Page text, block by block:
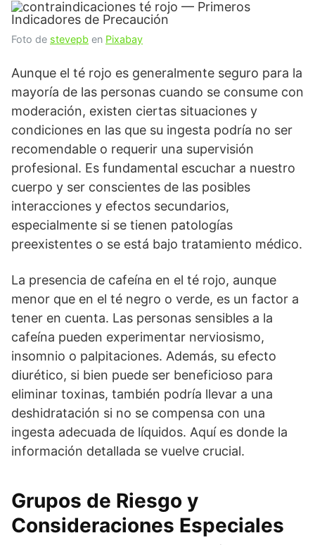
Foto de stevepb en Pixabay
Aunque el té rojo es generalmente seguro para la
mayoría de las personas cuando se consume con
moderación, existen ciertas situaciones y
condiciones en las que su ingesta podría no ser
recomendable o requerir una supervisión
profesional. Es fundamental escuchar a nuestro
cuerpo y ser conscientes de las posibles
interacciones y efectos secundarios,
especialmente si se tienen patologías
preexistentes o se está bajo tratamiento médico.
La presencia de cafeína en el té rojo, aunque
menor que en el té negro o verde, es un factor a
tener en cuenta. Las personas sensibles a la
cafeína pueden experimentar nerviosismo,
insomnio o palpitaciones. Además, su efecto
diurético, si bien puede ser beneficioso para
eliminar toxinas, también podría llevar a una
deshidratación si no se compensa con una
ingesta adecuada de líquidos. Aquí es donde la
información detallada se vuelve crucial.
Grupos de Riesgo y
Consideraciones Especiales